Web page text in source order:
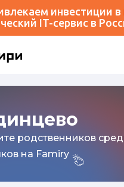
инвестиции в
IT-сервис в
родственников
на Famiry